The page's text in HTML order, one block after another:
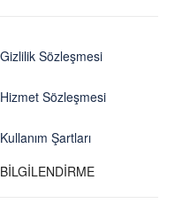
Gizlilik Sözleşmesi
Hizmet Sözleşmesi
Kullanım Şartları
BİLGİLENDİRME